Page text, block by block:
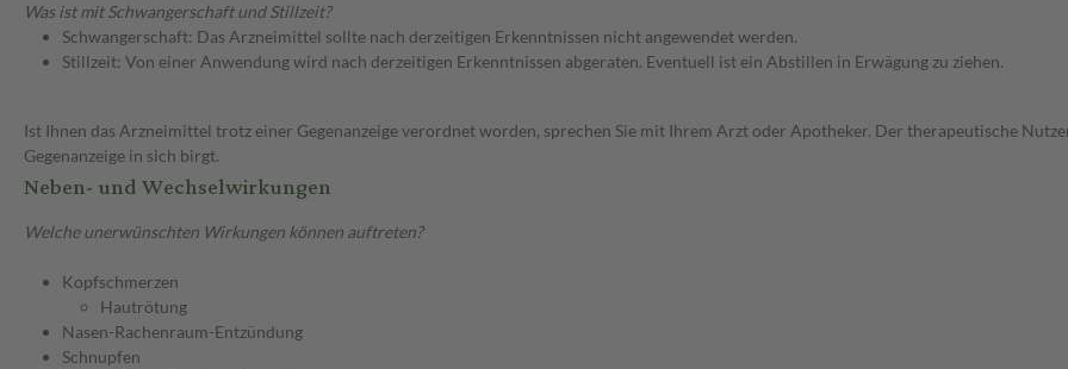
Was ist mit Schwangerschaft und Stillzeit?
Schwangerschaft: Das Arzneimittel sollte nach derzeitigen Erkenntnissen nicht angewendet werden.
Stillzeit: Von einer Anwendung wird nach derzeitigen Erkenntnissen abgeraten. Eventuell ist ein Abstillen in Erwägung zu ziehen.
Ist Ihnen das Arzneimittel trotz einer Gegenanzeige verordnet worden, sprechen Sie mit Ihrem Arzt oder Apotheker. Der therapeutische
Gegenanzeige in sich birgt.
Neben- und Wechselwirkungen
Welche unerwünschten Wirkungen können auftreten?
Kopfschmerzen
Hautrötung
Nasen-Rachenraum-Entzündung
Schnupfen